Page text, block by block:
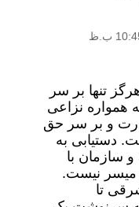
تنها بر سر
همواره نزاعی
و بر سر حق
دستیابی به
سازمان با
میسر نیست.
تا